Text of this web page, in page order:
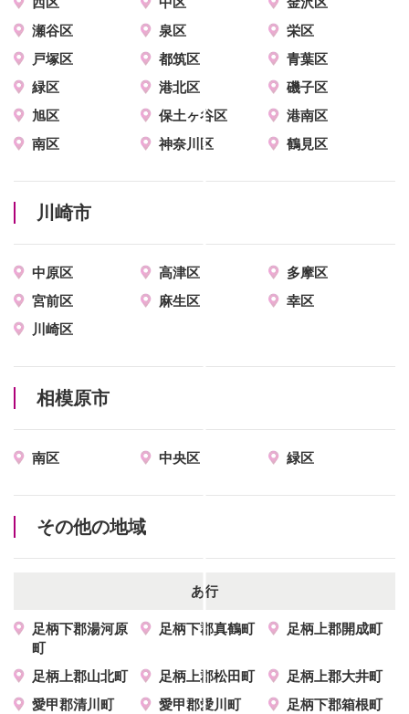
瀬谷区
泉区
栄区
戸塚区
都筑区
青葉区
緑区
港北区
磯子区
旭区
保土ヶ谷区
港南区
南区
神奈川区 鶴見区
川崎市
中原区 高津区
多摩区
宮前区
麻生区
幸区
川崎区
相模原市
南区 中央区 緑区
その他の地域
あ行
足柄下郡湯河原
町
足柄下郡真鶴町 足柄上郡開成町
足柄上郡山北町 足柄上郡松田町
足柄上郡大井町
愛甲郡清川町
愛甲郡愛川町
足柄下郡箱根町